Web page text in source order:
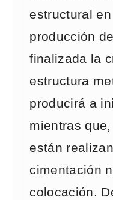
estructural
producción
finalizada la
estructura
producirá a
mientras
están
cimentación
colocación.